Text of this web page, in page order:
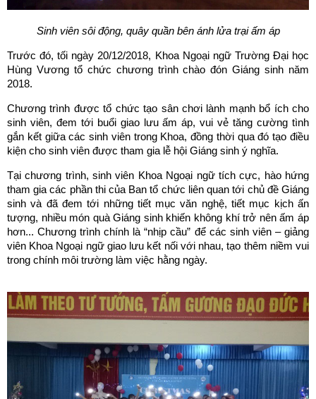
Sinh viên sôi động, quây quần bên ánh lửa trại ấm áp
Trước đó, tối ngày 20/12/2018, Khoa Ngoại ngữ Trường Đại học
Hùng Vương tổ chức chương trình chào đón Giáng sinh năm
2018.
Chương trình được tổ chức tạo sân chơi lành mạnh bổ ích cho
sinh viên, đem tới buổi giao lưu ấm áp, vui vẻ tăng cường tình
gắn kết giữa các sinh viên trong Khoa, đồng thời qua đó tạo điều
kiện cho sinh viên được tham gia lễ hội Giáng sinh ý nghĩa.
Tại chương trình, sinh viên Khoa Ngoại ngữ tích cực, hào hứng
tham gia các phần thi của Ban tổ chức liên quan tới chủ đề Giáng
sinh và đã đem tới những tiết mục văn nghệ, tiết mục kịch ấn
tượng, nhiều món quà Giáng sinh khiến không khí trở nên ấm áp
hơn... Chương trình chính là “nhịp cầu” để các sinh viên – giảng
viên Khoa Ngoại ngữ giao lưu kết nối với nhau, tạo thêm niềm vui
trong chính môi trường làm việc hằng ngày.